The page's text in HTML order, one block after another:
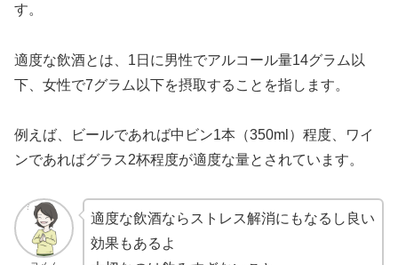
す。
適度な飲酒とは、1日に男性でアルコール量14グラム以
下、女性で7グラム以下を摂取することを指します。
例えば、ビールであれば中ビン1本（350ml）程度、ワイ
ンであればグラス2杯程度が適度な量とされています。
適度な飲酒ならストレス解消にもなるし良い
効果もあるよ